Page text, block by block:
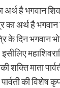
अर्थ है भगवान
का अर्थ है भगवान
के दिन भगवान
शक्ति माता
की विशेष